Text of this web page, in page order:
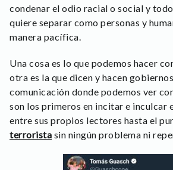
condenar el odio racial o social y
quiere separar como personas y
manera pacífica.
Una cosa es lo que podemos hacer
otra es la que dicen y hacen
comunicación donde podemos ver
son los primeros en incitar e inculcar
entre sus propios lectores hasta el
terrorista sin ningún problema ni